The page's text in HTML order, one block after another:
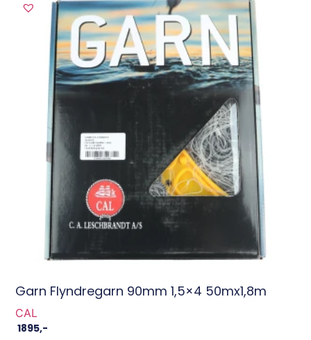
Garn Flyndregarn 90mm 1,5×4 50mx1,8m
CAL
1895,-